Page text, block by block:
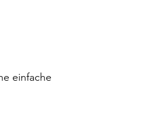
einfache